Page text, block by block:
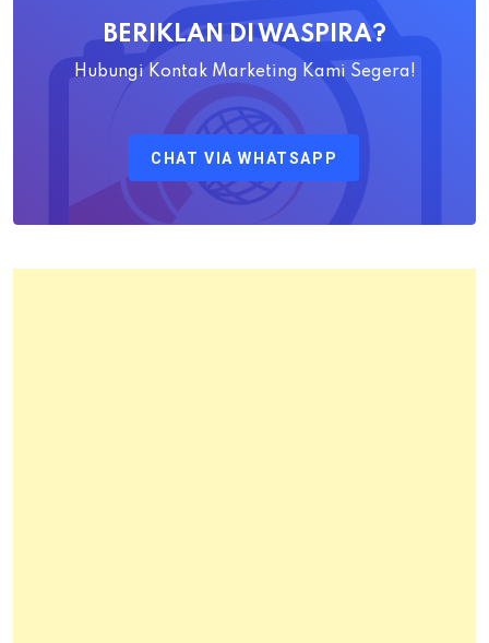
Pertanahan
Kota
BERIKLAN DI WASPIRA?
Hubungi Kontak Marketing Kami Segera!
CHAT VIA WHATSAPP